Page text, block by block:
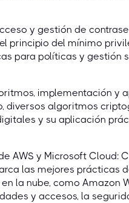
y gestión de
principio del mínimo
para políticas y gestión
implementación y
diversos algoritmos
y su aplicación
AWS y Microsoft Cloud:
las mejores prácticas
la nube, como Amazon
y accesos, la